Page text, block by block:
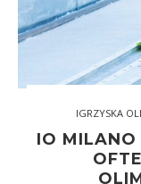
IGRZYSKA
IO MILANO